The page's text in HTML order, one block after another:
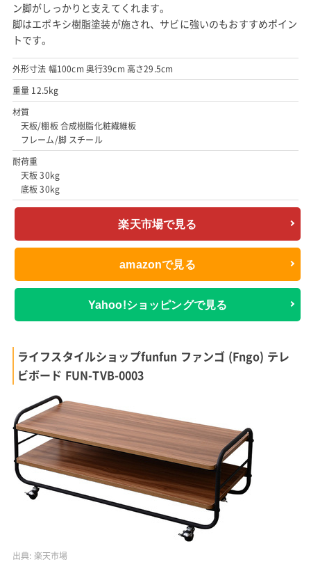
ン脚がしっかりと支えてくれます。
脚はエポキシ樹脂塗装が施され、サビに強いのもおすすめポイン
トです。
外形寸法 幅100cm 奥行39cm 高さ29.5cm
重量 12.5kg
材質
天板/棚板 合成樹脂化粧繊維板
フレーム/脚 スチール
耐荷重
天板 30kg
底板 30kg
楽天市場で見る
amazonで見る
Yahoo!ショッピングで見る
ライフスタイルショップfunfun ファンゴ (Fngo) テレ
ビボード FUN-TVB-0003
出典: 楽天市場